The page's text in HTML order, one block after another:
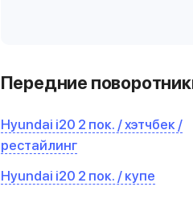
Передние
Hyundai i20 2 пок. / хэтчбек /
рестайлинг
Hyundai i20 2 пок. / купе